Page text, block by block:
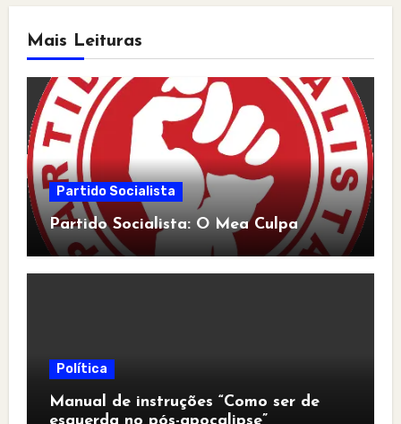
Mais Leituras
Partido Socialista
Partido Socialista: O Mea Culpa
Política
Manual de instruções “Como ser de